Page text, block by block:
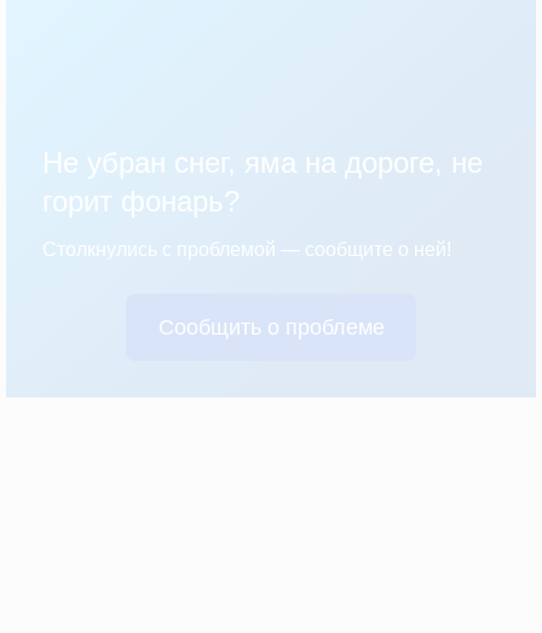
Не убран снег, яма на дороге, не
горит фонарь?
Столкнулись с проблемой — сообщите о ней!
Сообщить о проблеме